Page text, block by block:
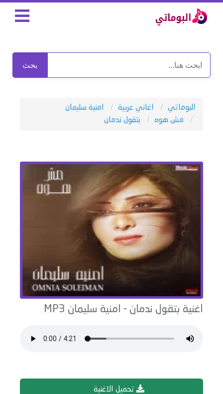
بحث
البوماتي اغاني عربية
امنية سليمان
مش هوه
بتقول ندمان
اغنية بتقول ندمان - امنية سليمان
تحميل الاغنية